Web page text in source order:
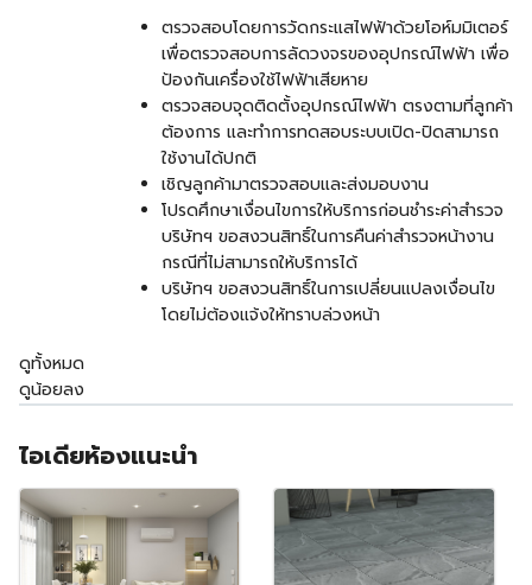
ตรวจสอบโดยการวัดกระแสไฟฟ้าด้วยโอห์มมิเตอร์
เพื่อตรวจสอบการลัดวงจรของอุปกรณ์ไฟฟ้า เพื่อ
ป้องกันเครื่องใช้ไฟฟ้าเสียหาย
ตรวจสอบจุดติดตั้งอุปกรณ์ไฟฟ้า ตรงตามที่ลูกค้า
ต้องการ และทำการทดสอบระบบเปิด-ปิดสามารถ
ใช้งานได้ปกติ
เชิญลูกค้ามาตรวจสอบและส่งมอบงาน
โปรดศึกษาเงื่อนไขการให้บริการก่อนชำระค่าสำรวจ
บริษัทฯ ขอสงวนสิทธิ์ในการคืนค่าสำรวจหน้างาน
กรณีที่ไม่สามารถให้บริการได้
บริษัทฯ ขอสงวนสิทธิ์ในการเปลี่ยนแปลงเงื่อนไข
โดยไม่ต้องแจ้งให้ทราบล่วงหน้า
ดูทั้งหมด
ดูน้อยลง
ไอเดียห้องแนะนำ